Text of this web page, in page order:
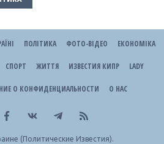
ПОЛІТИКА ФОТО-ВІДЕО ЕКОНОМІКА
СПОРТ ЖИТТЯ ИЗВЕСТИЯ КИПР LADY
О КОНФИДЕНЦИАЛЬНОСТИ О НАС
(Политические Известия).